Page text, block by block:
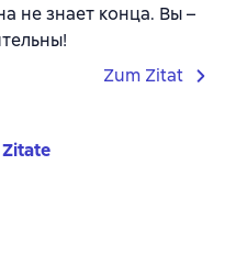
не знает конца. Вы –
Zum Zitat